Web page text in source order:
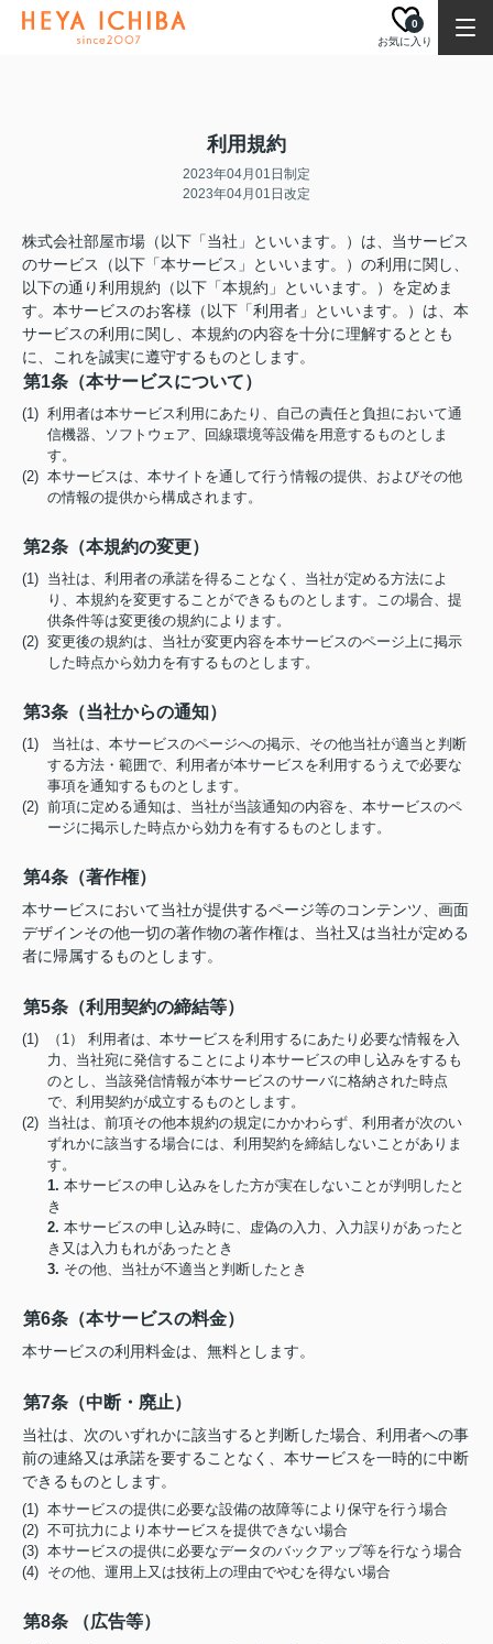
お気に入り
0
利用規約
2023年04月01日制定
2023年04月01日改定
株式会社部屋市場（以下「当社」といいます。）は、当サービス
のサービス（以下「本サービス」といいます。）の利用に関し、
以下の通り利用規約（以下「本規約」といいます。）を定めま
す。本サービスのお客様（以下「利用者」といいます。）は、本
サービスの利用に関し、本規約の内容を十分に理解するととも
に、これを誠実に遵守するものとします。
第1条（本サービスについて）
(1) 利用者は本サービス利用にあたり、自己の責任と負担において通
信機器、ソフトウェア、回線環境等設備を用意するものとしま
す。
(2) 本サービスは、本サイトを通して行う情報の提供、およびその他
の情報の提供から構成されます。
第2条（本規約の変更）
(1) 当社は、利用者の承諾を得ることなく、当社が定める方法によ
り、本規約を変更することができるものとします。この場合、提
供条件等は変更後の規約によります。
(2) 変更後の規約は、当社が変更内容を本サービスのページ上に掲示
した時点から効力を有するものとします。
第3条（当社からの通知）
(1) 当社は、本サービスのページへの掲示、その他当社が適当と判断
する方法・範囲で、利用者が本サービスを利用するうえで必要な
事項を通知するものとします。
(2) 前項に定める通知は、当社が当該通知の内容を、本サービスのペ
ージに掲示した時点から効力を有するものとします。
第4条（著作権）
本サービスにおいて当社が提供するページ等のコンテンツ、画面
デザインその他一切の著作物の著作権は、当社又は当社が定める
者に帰属するものとします。
第5条（利用契約の締結等）
(1) （1） 利用者は、本サービスを利用するにあたり必要な情報を入
力、当社宛に発信することにより本サービスの申し込みをするも
のとし、当該発信情報が本サービスのサーバに格納された時点
で、利用契約が成立するものとします。
(2) 当社は、前項その他本規約の規定にかかわらず、利用者が次のい
ずれかに該当する場合には、利用契約を締結しないことがありま
す。
1. 本サービスの申し込みをした方が実在しないことが判明したと
き
2. 本サービスの申し込み時に、虚偽の入力、入力誤りがあったと
き又は入力もれがあったとき
3. その他、当社が不適当と判断したとき
第6条（本サービスの料金）
本サービスの利用料金は、無料とします。
第7条（中断・廃止）
当社は、次のいずれかに該当すると判断した場合、利用者への事
前の連絡又は承諾を要することなく、本サービスを一時的に中断
できるものとします。
(1) 本サービスの提供に必要な設備の故障等により保守を行う場合
(2) 不可抗力により本サービスを提供できない場合
(3) 本サービスの提供に必要なデータのバックアップ等を行なう場合
(4) その他、運用上又は技術上の理由でやむを得ない場合
第8条 （広告等）